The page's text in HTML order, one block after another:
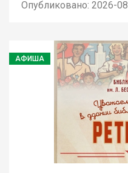
Опубликовано: 2026-
АФИША